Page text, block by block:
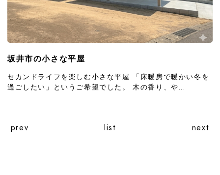
坂井市の小さな平屋
セカンドライフを楽しむ小さな平屋 「床暖房で暖かい冬を
過ごしたい」というご希望でした。 木の香り、や...
prev list next